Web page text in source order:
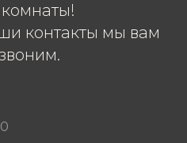
контакты мы вам